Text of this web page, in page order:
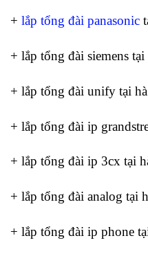
+ lắp tổng đài panasonic
+ lắp tổng đài siemens
+ lắp tổng đài unify tại
+ lắp tổng đài ip
+ lắp tổng đài ip 3cx tại
+ lắp tổng đài analog tại
+ lắp tổng đài ip phone